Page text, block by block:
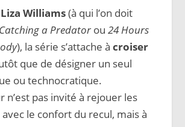
Liza Williams(à qui l’on doit
Catching a Predator ou24 Hours
), la série s’attache àcroiser
que de désigner un seul
ou technocratique.
n’est pas invité à rejouer les
le confort du recul, mais à